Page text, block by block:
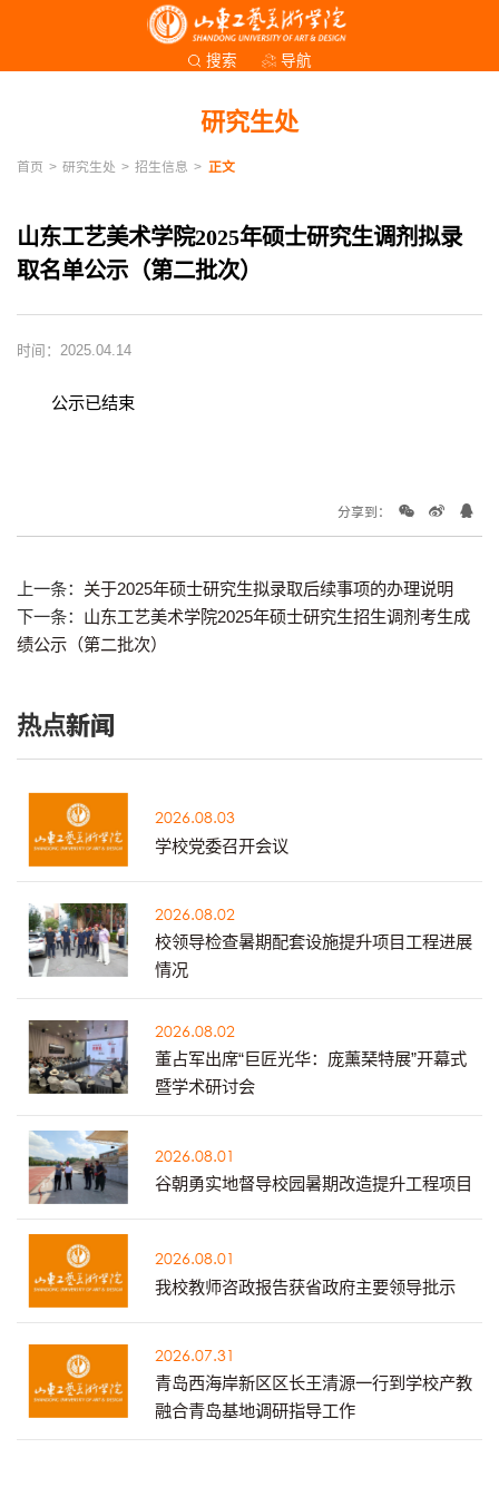
搜索 导航
研究生处
首页 > 研究生处 > 招生信息 > 正文
山东工艺美术学院2025年硕士研究生调剂拟录
取名单公示（第二批次）
时间：2025.04.14
公示已结束
分享到：
上一条： 关于2025年硕士研究生拟录取后续事项的办理说明
下一条： 山东工艺美术学院2025年硕士研究生招生调剂考生成
绩公示（第二批次）
热点新闻
2026.08.03
学校党委召开会议
2026.08.02
校领导检查暑期配套设施提升项目工程进展
情况
2026.08.02
董占军出席“巨匠光华：庞薰琹特展”开幕式
暨学术研讨会
2026.08.01
谷朝勇实地督导校园暑期改造提升工程项目
2026.08.01
我校教师咨政报告获省政府主要领导批示
2026.07.31
青岛西海岸新区区长王清源一行到学校产教
融合青岛基地调研指导工作